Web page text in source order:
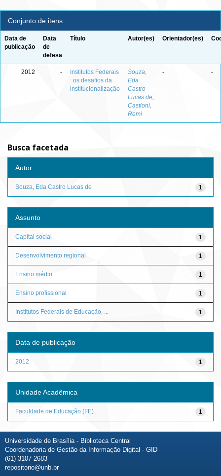
Conjunto de itens:
Data de
publicação
Data
de
defesa
Título Autor(es) Orientador(es)
2012 -
Institutos Federais
: os desafios da
institucionalização
Souza,
Eda
Castro
Lucas de;
Castioni,
Remi
- -
Busca facetada
Autor
1
Souza, Eda Castro Lucas de
Assunto
1
Capital social
1
Desenvolvimento regional
1
Ensino médio
1
Ensino profissional
1
Institutos Federais de Educação, ...
Data de publicação
1
2012
Unidade Acadêmica
1
Faculdade de Educação (FE)
Universidade de Brasília - Biblioteca Central
Coordenadoria de Gestão da Informação Digital - GID
(61) 3107-2683
repositorio@unb.br